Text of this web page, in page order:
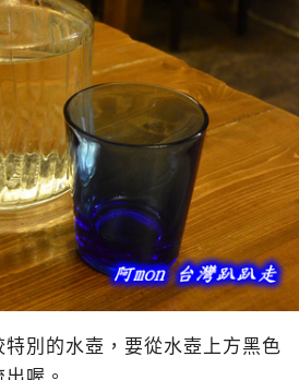
別的水壺，要從水壺上方黑色